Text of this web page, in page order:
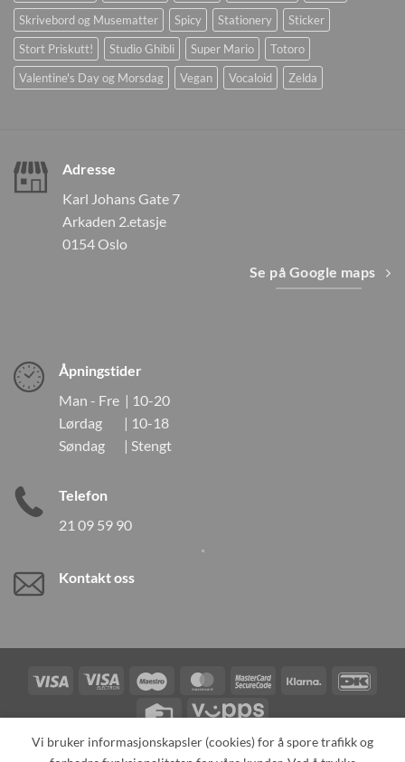
Skrivebord og Musematter
Spicy Stationery
Sticker
Stort Priskutt!
Studio Ghibli Super Mario
Totoro
Valentine's Day og Morsdag
Vegan Vocaloid Zelda
Adresse
Karl Johans Gate 7
Arkaden 2.etasje
0154 Oslo
Se på Google maps
Åpningstider
Man - Fre | 10-20
Lørdag | 10-18
Søndag | Stengt
Telefon
21 09 59 90
Kontakt oss
Visa
Visa
Maestro MasterCardMasterCardKlarna
Credit
Vipps
Vi bruker informasjonskapsler (cookies) for å spore trafikk og